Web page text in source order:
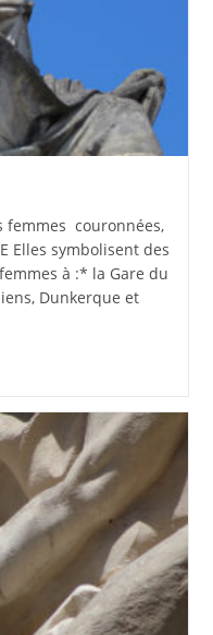
femmes couronnées,
Elles symbolisent des
à :* la Gare du
Dunkerque et